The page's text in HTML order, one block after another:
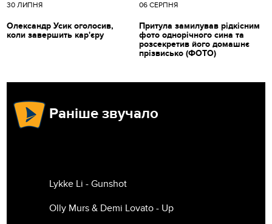
30 ЛИПНЯ
Олександр Усик оголосив,
коли завершить кар'єру
06 СЕРПНЯ
Притула замилував рідкісним
фото однорічного сина та
розсекретив його домашнє
прізвисько (ФОТО)
Раніше звучало
Lykke Li - Gunshot
Olly Murs & Demi Lovato - Up